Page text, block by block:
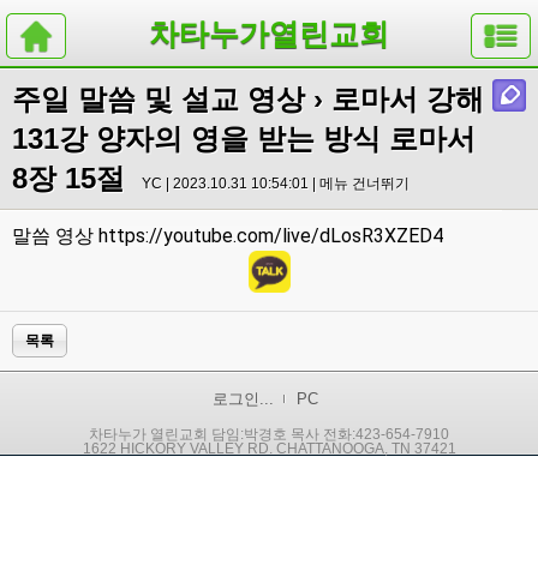
차타누가열린교회
주일 말씀 및 설교 영상› 로마서 강해
131강 양자의 영을 받는 방식 로마서
8장 15절
YC | 2023.10.31 10:54:01 | 메뉴 건너뛰기
말씀 영상 https://youtube.com/live/dLosR3XZED4
목록
로그인... PC
차타누가 열린교회 담임:박경호 목사 전화:423-654-7910
1622 HICKORY VALLEY RD. CHATTANOOGA, TN 37421